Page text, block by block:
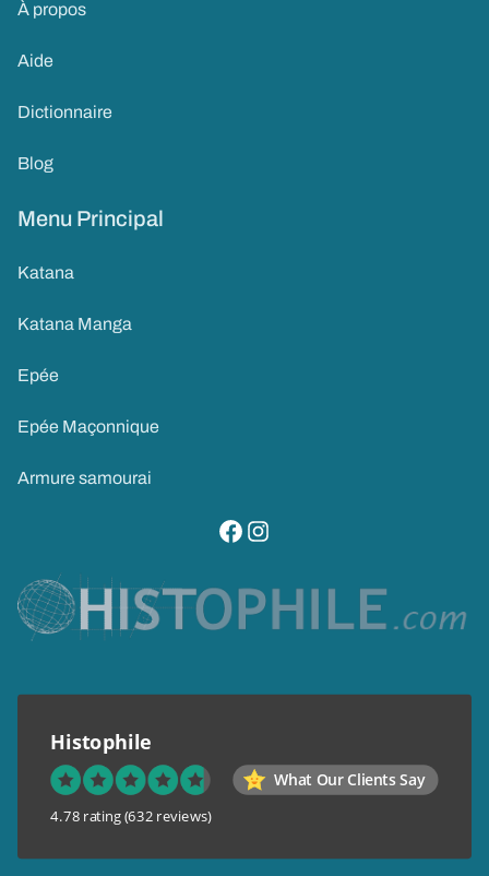
À propos
Aide
Dictionnaire
Blog
Menu Principal
Katana
Katana Manga
Epée
Epée Maçonnique
Armure samourai
visitez notre page facebook
suivez notre compte instagram
Histophile
What Our Clients Say
4.78 rating (632 reviews)